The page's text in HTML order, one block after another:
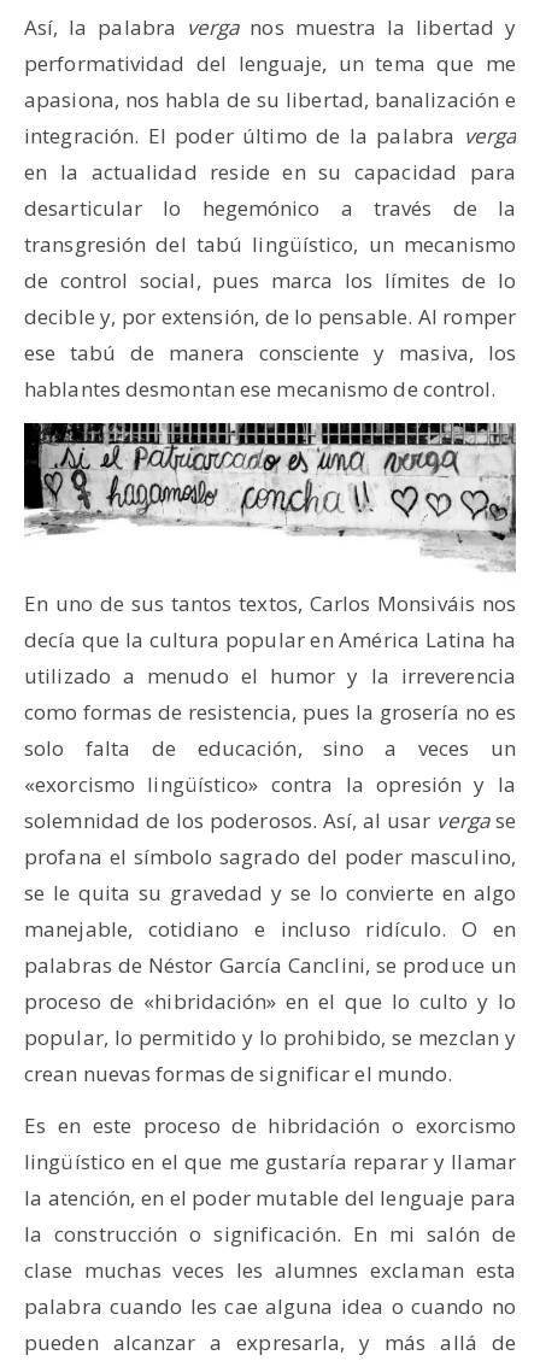
Así, la palabra verganos muestra la libertad y
performatividad del lenguaje, un tema que me
apasiona, nos habla de su libertad, banalización e
integración. El poder último de la palabra verga
en la actualidad reside en su capacidad para
desarticular lo hegemónico a través de la
transgresión del tabú lingüístico, un mecanismo
de control social, pues marca los límites de lo
decible y, por extensión, de lo pensable. Al romper
ese tabú de manera consciente y masiva, los
hablantes desmontan ese mecanismo de control.
En uno de sus tantos textos, Carlos Monsiváis nos
decía que la cultura popular en América Latina ha
utilizado a menudo el humor y la irreverencia
como formas de resistencia, pues la grosería no es
solo falta de educación, sino a veces un
«exorcismo lingüístico» contra la opresión y la
solemnidad de los poderosos. Así, al usar vergase
profana el símbolo sagrado del poder masculino,
se le quita su gravedad y se lo convierte en algo
manejable, cotidiano e incluso ridículo. O en
palabras de Néstor García Canclini, se produce un
proceso de «hibridación» en el que lo culto y lo
popular, lo permitido y lo prohibido, se mezclan y
crean nuevas formas de significar el mundo.
Es en este proceso de hibridación o exorcismo
lingüístico en el que me gustaría reparar y llamar
la atención, en el poder mutable del lenguaje para
la construcción o significación. En mi salón de
clase muchas veces les alumnes exclaman esta
palabra cuando les cae alguna idea o cuando no
pueden alcanzar a expresarla, y más allá de